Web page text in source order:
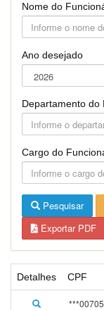
Nome do
Ano desejado
Departamento do
Cargo do
Pesquisar
Exportar PDF
Detalhes CPF